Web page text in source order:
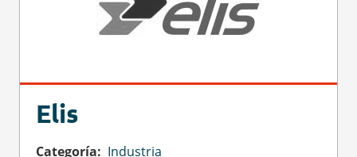
Elis
Categoría Industria